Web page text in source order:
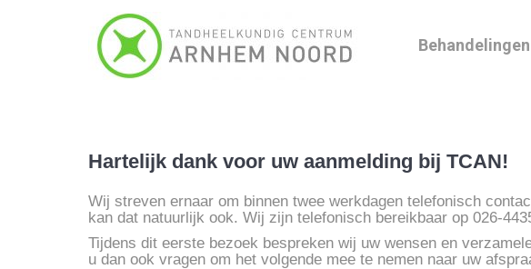
Behandelingen
Hartelijk dank voor uw aanmelding bij TCAN!
Wij streven ernaar om binnen twee werkdagen telefonisch
kan dat natuurlijk ook. Wij zijn telefonisch bereikbaar op 026-
Tijdens dit eerste bezoek bespreken wij uw wensen en
u dan ook vragen om het volgende mee te nemen naar uw